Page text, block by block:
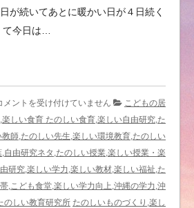
が続いてあとに暖かい日が４日続く
今日は…
メントを受け付けていません
こどもの居
しい食育 たのしい食育,楽しい自由研究,た
師,たのしい先生,楽しい環境教育,たのしい
自由研究ネタ,たのしい授業,楽しい授業・楽
研究,楽しい学力,楽しい教材,楽しい福祉,た
,こども食堂,楽しい学力向上,沖縄の学力,沖
のしい教育研究所 たのしいものづくり,楽し